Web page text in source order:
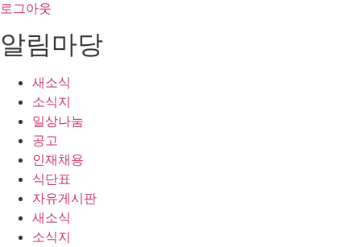
로그아웃
알림마당
새소식
소식지
일상나눔
공고
인재채용
식단표
자유게시판
새소식
소식지